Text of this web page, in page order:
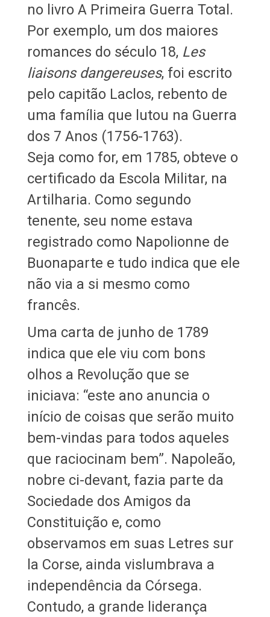
no livro A Primeira Guerra Total.
Por exemplo, um dos maiores
romances do século 18,Les
liaisons dangereuses, foi escrito
pelo capitão Laclos, rebento de
uma família que lutou na Guerra
dos 7 Anos (1756-1763).
Seja como for, em 1785, obteve o
certificado da Escola Militar, na
Artilharia. Como segundo
tenente, seu nome estava
registrado como Napolionne de
Buonaparte e tudo indica que ele
não via a si mesmo como
francês.
Uma carta de junho de 1789
indica que ele viu com bons
olhos a Revolução que se
iniciava: “este ano anuncia o
início de coisas que serão muito
bem-vindas para todos aqueles
que raciocinam bem”. Napoleão,
nobre ci-devant, fazia parte da
Sociedade dos Amigos da
Constituição e, como
observamos em suas Letres sur
la Corse, ainda vislumbrava a
independência da Córsega.
Contudo, a grande liderança